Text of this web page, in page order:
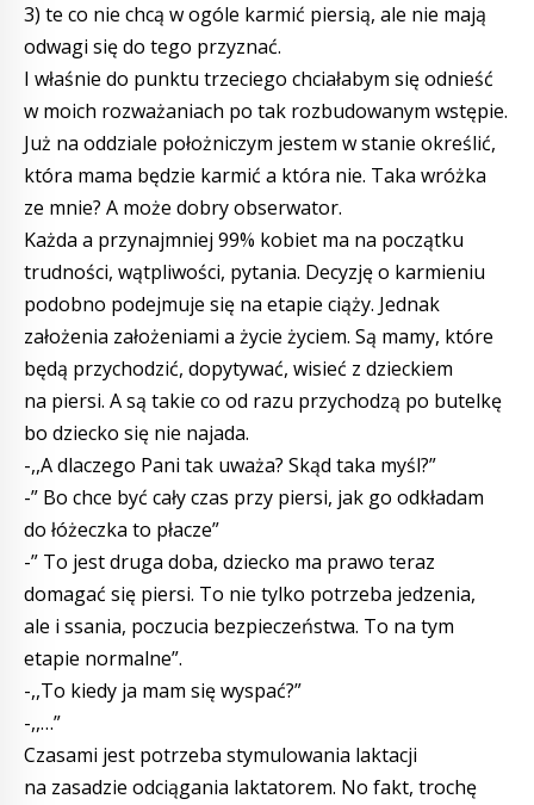
3) te co nie chcą w ogóle karmić piersią, ale nie mają
odwagi się do tego przyznać.
I właśnie do punktu trzeciego chciałabym się odnieść
w moich rozważaniach po tak rozbudowanym wstępie.
Już na oddziale położniczym jestem w stanie określić,
która mama będzie karmić a która nie. Taka wróżka
ze mnie? A może dobry obserwator.
Każda a przynajmniej 99% kobiet ma na początku
trudności, wątpliwości, pytania. Decyzję o karmieniu
podobno podejmuje się na etapie ciąży. Jednak
założenia założeniami a życie życiem. Są mamy, które
będą przychodzić, dopytywać, wisieć z dzieckiem
na piersi. A są takie co od razu przychodzą po butelkę
bo dziecko się nie najada.
-,,A dlaczego Pani tak uważa? Skąd taka myśl?”
-” Bo chce być cały czas przy piersi, jak go odkładam
do łóżeczka to płacze”
-” To jest druga doba, dziecko ma prawo teraz
domagać się piersi. To nie tylko potrzeba jedzenia,
ale i ssania, poczucia bezpieczeństwa. To na tym
etapie normalne”.
-,,To kiedy ja mam się wyspać?”
-,,…”
Czasami jest potrzeba stymulowania laktacji
na zasadzie odciągania laktatorem. No fakt, trochę